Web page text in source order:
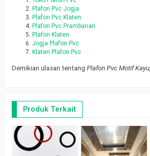
Plafon Pvc Jogja
Plafon Pvc Klaten
Plafon Pvc Prambanan
Plafon Klaten
Jogja Plafon Pvc
Klaten Plafon Pvc
Demikian ulasan tentang Plafon Pvc Motif Kayu,
Produk Terkait